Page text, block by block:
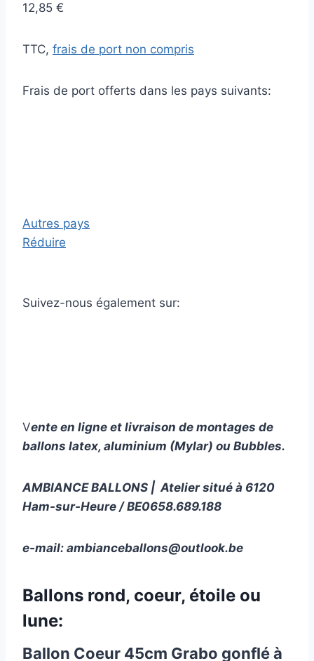
12,85 €
TTC, frais de port non compris
Frais de port offerts dans les pays suivants:
Autres pays
Réduire
Suivez-nous également sur:
Vente en ligne et livraison de montages de
ballons latex, aluminium (Mylar) ou Bubbles.
AMBIANCE BALLONS | Atelier situé à 6120
Ham-sur-Heure / BE0658.689.188
e-mail: ambianceballons@outlook.be
Ballons rond, coeur, étoile ou
lune:
Ballon Coeur 45cm Grabo gonflé à